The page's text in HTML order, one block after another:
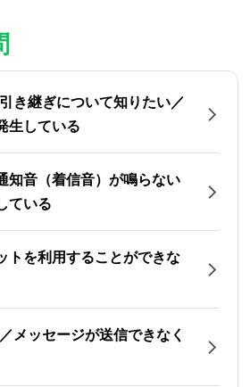
き継ぎについて知りたい／
生している
知音（着信音）が鳴らない
ている
トを利用することができな
メッセージが送信できなく